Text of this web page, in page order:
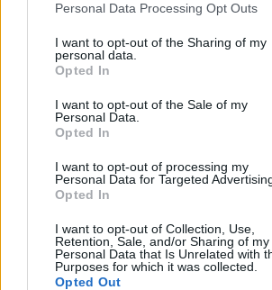
Personal Data Processing Opt Outs
I want to opt-out of the Sharing of my
personal data.
Opted In
I want to opt-out of the Sale of my
Personal Data.
Opted In
I want to opt-out of processing my
Personal Data for Targeted
Opted In
I want to opt-out of Collection, Use,
Retention, Sale, and/or Sharing of my
Personal Data that Is Unrelated with
Purposes for which it was collected.
Opted Out
VIABILITÀ
Weekend da “bollino
l’esodo estivo. Previsti
milioni di mezzi in